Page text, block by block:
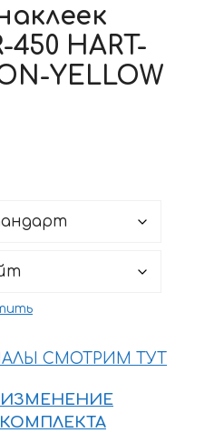
450 HART-
YELLOW
СМОТРИМ ТУТ
ИЗМЕНЕНИЕ